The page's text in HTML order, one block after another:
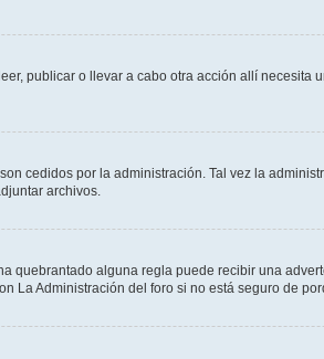
publicar o llevar a cabo otra acción allí
cedidos por la administración. Tal vez la
archivos.
quebrantado alguna regla puede recibir una
La Administración del foro si no está seguro de